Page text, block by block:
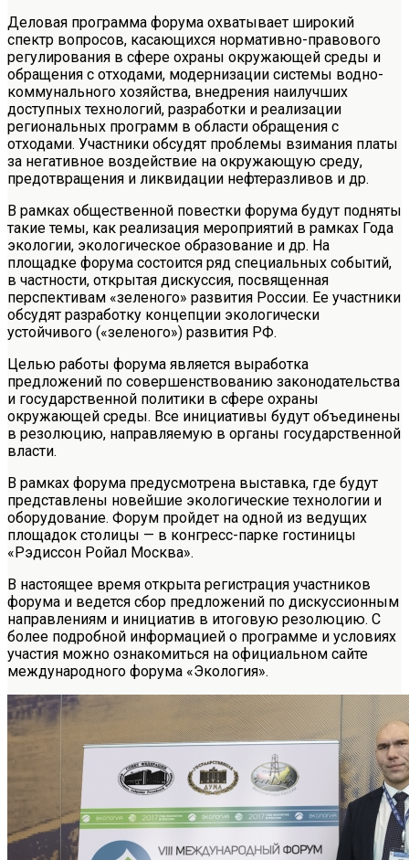
Деловая программа форума охватывает широкий
спектр вопросов, касающихся нормативно-правового
регулирования в сфере охраны окружающей среды и
обращения с отходами, модернизации системы водно-
коммунального хозяйства, внедрения наилучших
доступных технологий, разработки и реализации
региональных программ в области обращения с
отходами. Участники обсудят проблемы взимания платы
за негативное воздействие на окружающую среду,
предотвращения и ликвидации нефтеразливов и др.
В рамках общественной повестки форума будут подняты
такие темы, как реализация мероприятий в рамках Года
экологии, экологическое образование и др. На
площадке форума состоится ряд специальных событий,
в частности, открытая дискуссия, посвященная
перспективам «зеленого» развития России. Ее участники
обсудят разработку концепции экологически
устойчивого («зеленого») развития РФ.
Целью работы форума является выработка
предложений по совершенствованию законодательства
и государственной политики в сфере охраны
окружающей среды. Все инициативы будут объединены
в резолюцию, направляемую в органы государственной
власти.
В рамках форума предусмотрена выставка, где будут
представлены новейшие экологические технологии и
оборудование. Форум пройдет на одной из ведущих
площадок столицы — в конгресс-парке гостиницы
«Рэдиссон Ройал Москва».
В настоящее время открыта регистрация участников
форума и ведется сбор предложений по дискуссионным
направлениям и инициатив в итоговую резолюцию. С
более подробной информацией о программе и условиях
участия можно ознакомиться на официальном сайте
международного форума «Экология».